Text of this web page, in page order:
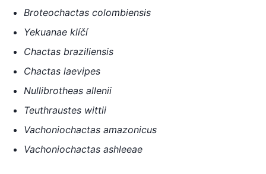
Broteochactas colombiensis
Yekuanae klíčí
Chactas braziliensis
Chactas laevipes
Nullibrotheas allenii
Teuthraustes wittii
Vachoniochactas amazonicus
Vachoniochactas ashleeae